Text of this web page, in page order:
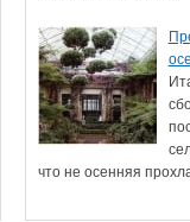
что не осенняя